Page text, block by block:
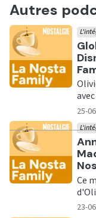
Autres
25-
Ce
23-